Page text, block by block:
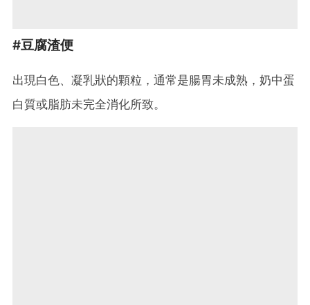
#豆腐渣便
出現白色、凝乳狀的顆粒，通常是腸胃未成熟，奶中蛋
白質或脂肪未完全消化所致。